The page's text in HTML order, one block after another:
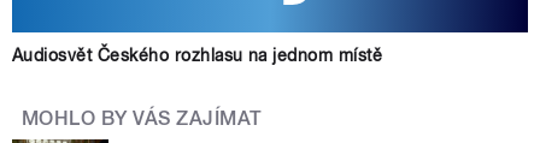
Audiosvět Českého rozhlasu na jednom místě
MOHLO BY VÁS ZAJÍMAT